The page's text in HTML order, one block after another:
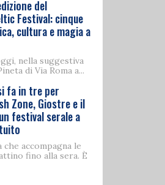
del
Festival: cinque
cultura e magia a
nella suggestiva
di Via Roma a...
fa in tre per
Zone, Giostre e il
festival serale a
che accompagna le
fino alla sera. È